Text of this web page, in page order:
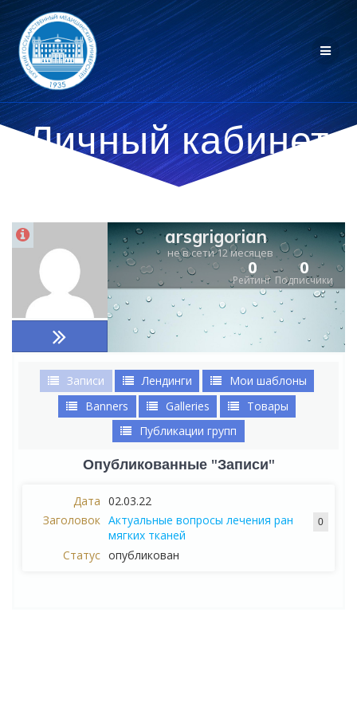
Личный кабинет
arsgrigorian
не в сети 12 месяцев
Рейтинг
0
Подписчики
0
Записи Лендинги
Мои шаблоны
Banners
Galleries
Товары
Публикации групп
Опубликованные "Записи"
02.03.22
Актуальные вопросы лечения ран
мягких тканей
0
опубликован